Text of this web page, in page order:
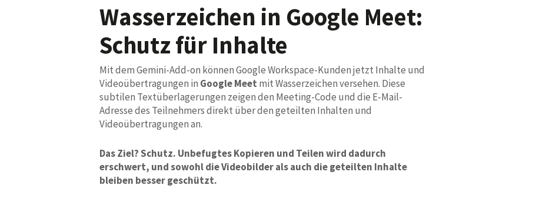
Wasserzeichen in Google Meet:
Schutz für Inhalte
Mit dem Gemini-Add-on können Google Workspace-Kunden jetzt Inhalte und
Videoübertragungen in Google Meet mit Wasserzeichen versehen. Diese
subtilen Textüberlagerungen zeigen den Meeting-Code und die E-Mail-
Adresse des Teilnehmers direkt über den geteilten Inhalten und
Videoübertragungen an.
Das Ziel? Schutz. Unbefugtes Kopieren und Teilen wird dadurch
erschwert, und sowohl die Videobilder als auch die geteilten Inhalte
bleiben besser geschützt.